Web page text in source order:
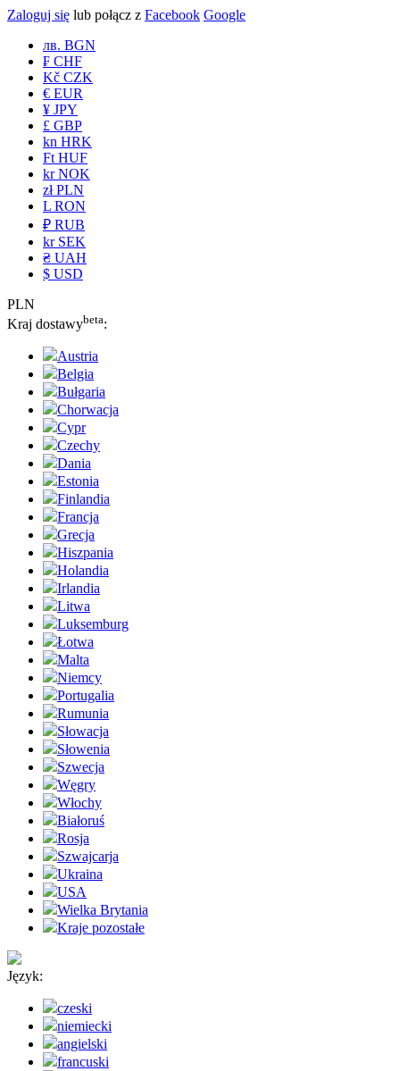
Zaloguj się lub połącz z Facebook Google
лв. BGN
₣ CHF
Kč CZK
€ EUR
¥ JPY
£ GBP
kn HRK
Ft HUF
kr NOK
zł PLN
L RON
₽ RUB
kr SEK
₴ UAH
$ USD
PLN
Kraj dostawybeta:
Austria
Belgia
Bułgaria
Chorwacja
Cypr
Czechy
Dania
Estonia
Finlandia
Francja
Grecja
Hiszpania
Holandia
Irlandia
Litwa
Luksemburg
Łotwa
Malta
Niemcy
Portugalia
Rumunia
Słowacja
Słowenia
Szwecja
Węgry
Włochy
Białoruś
Rosja
Szwajcarja
Ukraina
USA
Wielka Brytania
Kraje pozostałe
Język:
czeski
niemiecki
angielski
francuski